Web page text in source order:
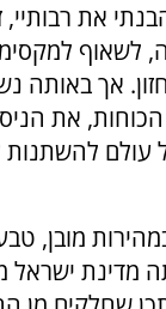
הבנתי את
לשאוף
אך באותה
את
עולם להשתנות
מובן,
ישראל